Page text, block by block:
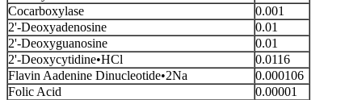
Cocarboxylase
0.001
2'-Deoxyadenosine
0.01
2'-Deoxyguanosine
0.01
2'-Deoxycytidine•HCl
0.0116
Flavin Aadenine Dinucleotide•2Na
0.000106
Folic Acid
0.00001